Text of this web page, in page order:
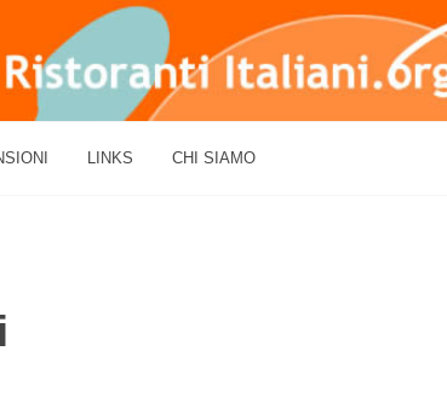
LINKS CHI SIAMO